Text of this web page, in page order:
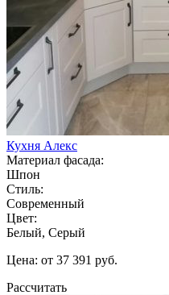
Кухня Алекс
Материал фасада:
Шпон
Стиль:
Современный
Цвет:
Белый, Серый
Цена: от 37 391 руб.
Рассчитать